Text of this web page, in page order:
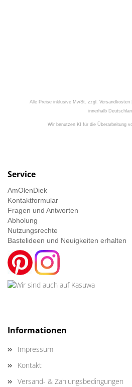
Alle Preise inklusive MwSt. zzgl. Versandkosten
innerhalb
Wir benutzen KI für die Überarbeitung
Service
AmOlenDiek
Kontaktformular
Fragen und Antworten
Abholung
Nutzungsrechte
Bastelideen und Neuigkeiten erhalten
Informationen
Impressum
Kontakt
Versand- & Zahlungsbedingungen